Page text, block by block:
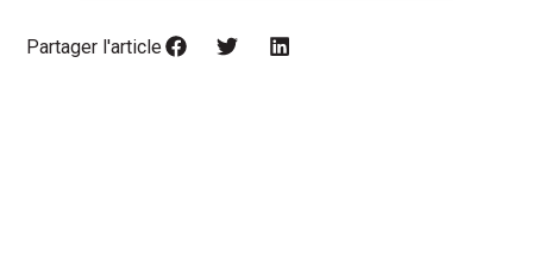
Partager l'article